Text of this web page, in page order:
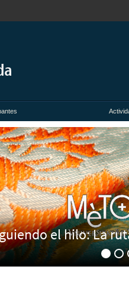
el hilo: La